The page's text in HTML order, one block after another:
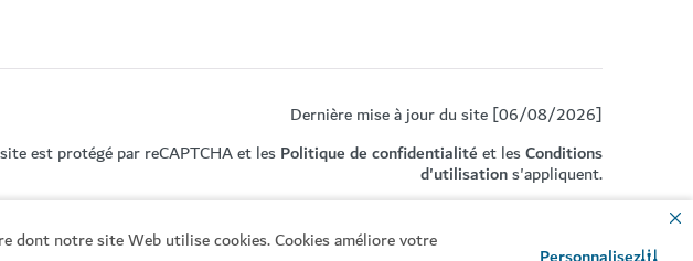
dont notre site Web utilise cookies. Cookies améliore votre
Dernière mise à jour du site [06/08/2026]
est protégé par reCAPTCHA et lesPolitique de confidentialitéet lesConditions
d'utilisations'appliquent.